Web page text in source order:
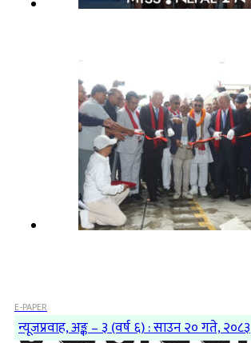
E-PAPER
न्यूजप्रवाह, अङ्क – ३ (वर्ष ६) : साउन २० गते, २०८३